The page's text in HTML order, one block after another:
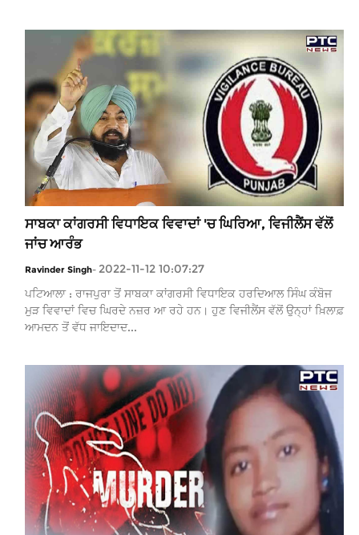
ਸਾਬਕਾ ਕਾਂਗਰਸੀ ਵਿਧਾਇਕ ਵਿਵਾਦਾਂ 'ਚ ਘਿਰਿਆ, ਵਿਜੀਲੈਂਸ ਵੱਲੋਂ
ਜਾਂਚ ਆਰੰਭ
Ravinder Singh- 2022-11-12 10:07:27
ਪਟਿਆਲਾ : ਰਾਜਪੁਰਾ ਤੋਂ ਸਾਬਕਾ ਕਾਂਗਰਸੀ ਵਿਧਾਇਕ ਹਰਦਿਆਲ ਸਿੰਘ ਕੰਬੋਜ
ਮੁੜ ਵਿਵਾਦਾਂ ਵਿਚ ਘਿਰਦੇ ਨਜ਼ਰ ਆ ਰਹੇ ਹਨ। ਹੁਣ ਵਿਜੀਲੈਂਸ ਵੱਲੋਂ ਉਨ੍ਹਾਂ ਖ਼ਿਲਾਫ਼
ਆਮਦਨ ਤੋਂ ਵੱਧ ਜਾਇਦਾਦ...